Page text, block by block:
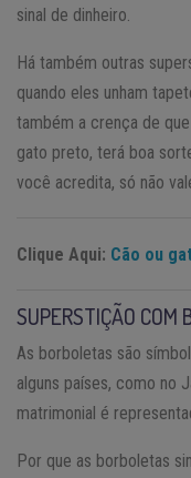
sinal de dinheiro.
Há também outras
quando eles unham
também a crença de
gato preto, terá boa
você acredita, só não
Clique Aqui: Cão ou
SUPERSTIÇÃO COM
As borboletas são
alguns países, como no
matrimonial é
Por que as borboletas